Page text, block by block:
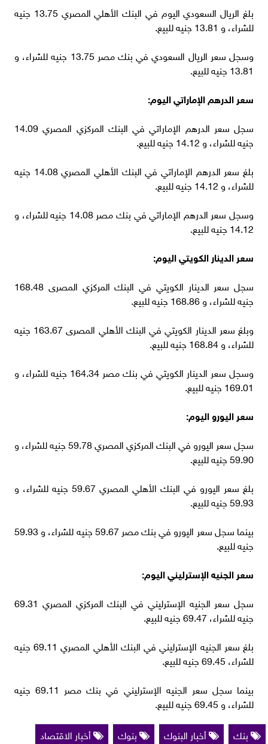
بلغ الريال السعودي اليوم في البنك الأهلي المصري 13.75 جنيه
للشراء، و 13.81 جنيه للبيع.
وسجل سعر الريال السعودي في بنك مصر 13.75 جنيه للشراء، و
13.81 جنيه للبيع.
سعر الدرهم الإماراتي اليوم:
سجل سعر الدرهم الإماراتي في البنك المركزي المصري 14.09
جنيه للشراء، و 14.12 جنيه للبيع.
بلغ سعر الدرهم الإماراتي في البنك الأهلي المصري 14.08 جنيه
للشراء، و 14.12 جنيه للبيع.
وسجل سعر الدرهم الإماراتي في بنك مصر 14.08 جنيه للشراء، و
14.12 جنيه للبيع.
سعر الدينار الكويتي اليوم:
سجل سعر الدينار الكويتي في البنك المركزي المصرى 168.48
جنيه للشراء، و 168.86 جنيه للبيع.
وبلغ سعر الدينار الكويتي في البنك الأهلي المصرى 163.67 جنيه
للشراء، و 168.84 جنيه للبيع.
وسجل سعر الدينار الكويتي في بنك مصر 164.34 جنيه للشراء، و
169.01 جنيه للبيع.
سعر اليورو اليوم:
سجل سعر اليورو في البنك المركزي المصري 59.78 جنيه للشراء، و
59.90 جنيه للبيع.
بلغ سعر اليورو في البنك الأهلي المصري 59.67 جنيه للشراء، و
59.93 جنيه للبيع.
بينما سجل سعر اليورو في بنك مصر 59.67 جنيه للشراء، و 59.93
جنيه للبيع.
سعر الجنيه الإسترليني اليوم:
سجل سعر الجنيه الإسترليني في البنك المركزي المصري 69.31
جنيه للشراء، 69.47 جنيه للبيع.
بلغ سعر الجنيه الإسترليني في البنك الأهلي المصري 69.11 جنيه
للشراء، 69.45 جنيه للبيع.
بينما سجل سعر الجنيه الإسترليني في بنك مصر 69.11 جنيه
للشراء، و 69.45 جنيه للبيع.
بنك
أخبار البنوك بنوك
أخبار الاقتصاد